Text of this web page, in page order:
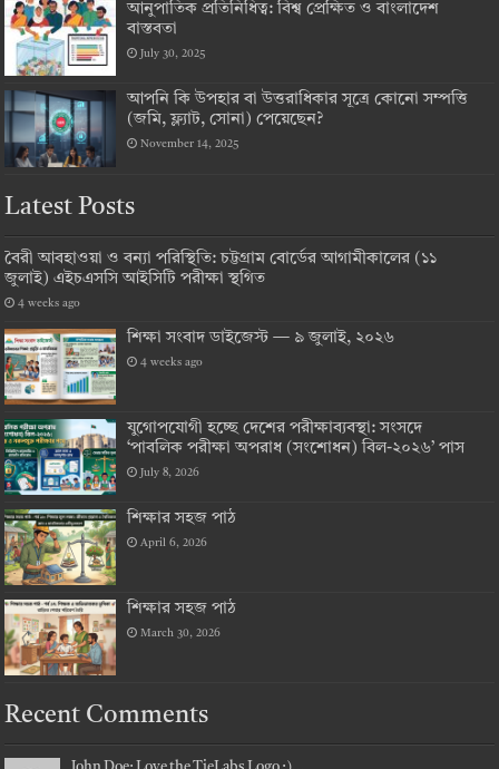
আনুপাতিক প্রতিনিধিত্ব: বিশ্ব প্রেক্ষিত ও বাংলাদেশ
বাস্তবতা
July 30, 2025
আপনি কি উপহার বা উত্তরাধিকার সূত্রে কোনো সম্পত্তি
(জমি, ফ্ল্যাট, সোনা) পেয়েছেন?
November 14, 2025
Latest Posts
বৈরী আবহাওয়া ও বন্যা পরিস্থিতি: চট্টগ্রাম বোর্ডের আগামীকালের (১১
জুলাই) এইচএসসি আইসিটি পরীক্ষা স্থগিত
4 weeks ago
শিক্ষা সংবাদ ডাইজেস্ট — ৯ জুলাই, ২০২৬
4 weeks ago
যুগোপযোগী হচ্ছে দেশের পরীক্ষাব্যবস্থা: সংসদে
‘পাবলিক পরীক্ষা অপরাধ (সংশোধন) বিল-২০২৬’ পাস
July 8, 2026
শিক্ষার সহজ পাঠ
April 6, 2026
শিক্ষার সহজ পাঠ
March 30, 2026
Recent Comments